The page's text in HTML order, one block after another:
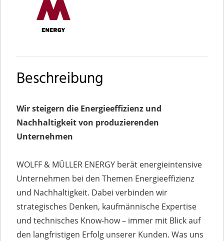
Beschreibung
Wir steigern die Energieeffizienz und
Nachhaltigkeit von produzierenden
Unternehmen
WOLFF & MÜLLER ENERGY berät energieintensive
Unternehmen bei den Themen Energieeffizienz
und Nachhaltigkeit. Dabei verbinden wir
strategisches Denken, kaufmännische Expertise
und technisches Know-how – immer mit Blick auf
den langfristigen Erfolg unserer Kunden. Was uns